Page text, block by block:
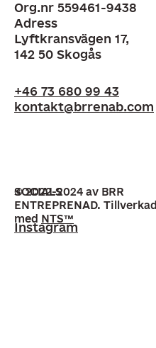
Org.nr 559461-9438
Adress
Lyftkransvägen 17,
142 50 Skogås
+46 73 680 99 43
kontakt@brrenab.com
SOCIALS
Instagram
© 2022-2024 av BRR
ENTREPRENAD. Tillverkad
med NTS™